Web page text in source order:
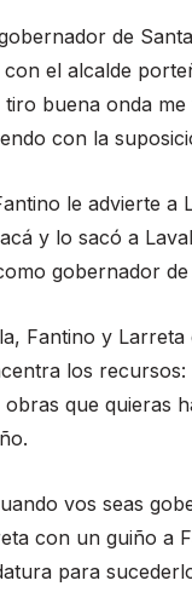
de
el alcalde
tiro buena onda
con la
le advierte
y lo sacó a
gobernador
Fantino y
los
que quieras
vos seas
con un guiño a
para